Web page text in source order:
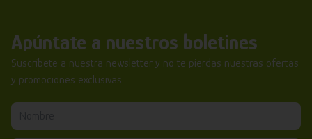
Apúntate a nuestros boletines
Suscríbete a nuestra newsletter y no te pierdas nuestras ofertas
y promociones exclusivas.